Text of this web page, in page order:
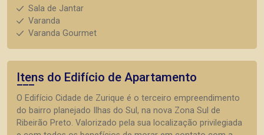
Sala de Jantar
Varanda
Varanda Gourmet
Itens do Edifício de Apartamento
O Edifício Cidade de Zurique é o terceiro empreendimento
do bairro planejado Ilhas do Sul, na nova Zona Sul de
Ribeirão Preto. Valorizado pela sua localização privilegiada